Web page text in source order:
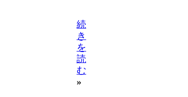
続
き
を
読
む
»